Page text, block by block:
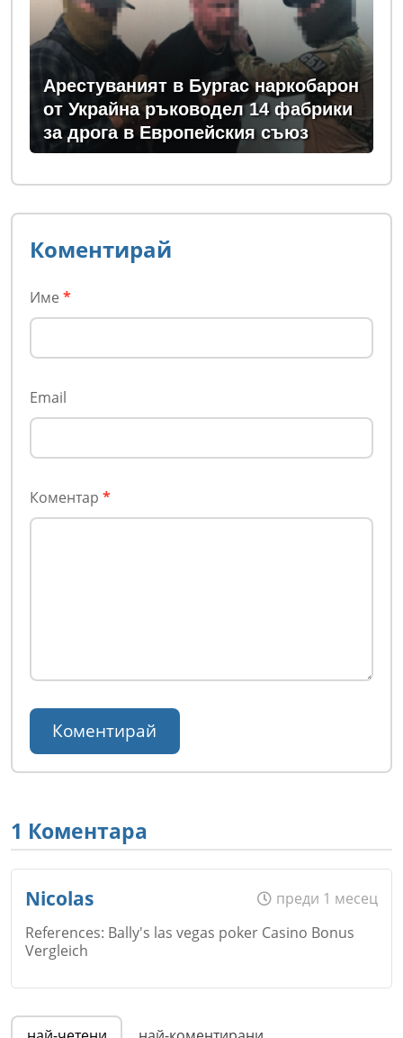
Арестуваният в Бургас наркобарон
от Украйна ръководел 14 фабрики
за дрога в Европейския съюз
Коментирай
Име *
Email
Коментар *
1 Коментара
Nicolas
преди 1 месец
References: Bally's las vegas poker Casino Bonus
Vergleich
Име*